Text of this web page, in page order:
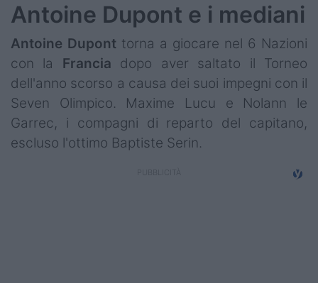
Antoine Dupont e i mediani
Antoine Dupont torna a giocare nel 6 Nazioni
con la Francia dopo aver saltato il Torneo
dell'anno scorso a causa dei suoi impegni con il
Seven Olimpico. Maxime Lucu e Nolann le
Garrec, i compagni di reparto del capitano,
escluso l'ottimo Baptiste Serin.